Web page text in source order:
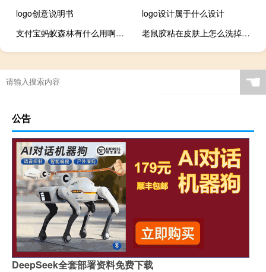
logo创意说明书
logo设计属于什么设计
支付宝蚂蚁森林有什么用啊（支付宝蚂蚁森林有什么用）
老鼠胶粘在皮肤上怎么洗掉（老鼠胶）
☚
公告
DeepSeek全套部署资料免费下载